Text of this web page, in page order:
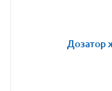
Дозатор